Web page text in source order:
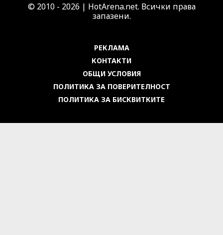
© 2010 - 2026 | HotArena.net. Всички права
запазени.
РЕКЛАМА
КОНТАКТИ
ОБЩИ УСЛОВИЯ
ПОЛИТИКА ЗА ПОВЕРИТЕЛНОСТ
ПОЛИТИКА ЗА БИСКВИТКИТЕ